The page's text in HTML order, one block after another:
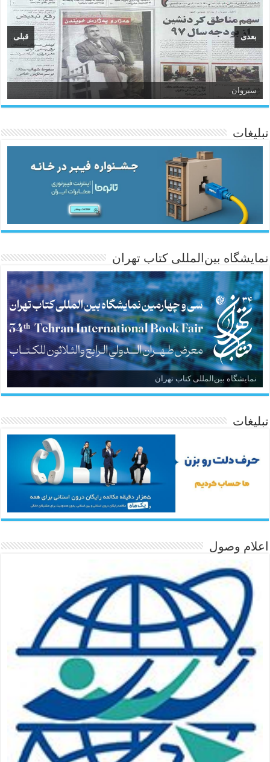
سیروان
ئاژانسی هەواڵی مێهر
قبلی بعدی
تبلیغات
نمایشگاه بین‌المللی کتاب تهران
نمایشگاه بین‌المللی کتاب تهران
تبلیغات
اعلام وصول